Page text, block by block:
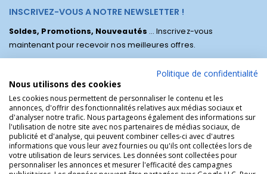
INSCRIVEZ-VOUS A NOTRE NEWSLETTER !
Soldes, Promotions, Nouveautés ... Inscrivez-vous
maintenant pour recevoir nos meilleures offres.
La Boutique des Chrétiens © | La boutique religieuse chrétienne de
Politique de confidentialité
Nous utilisons des cookies
Les cookies nous permettent de personnaliser le contenu et les
annonces, d'offrir des fonctionnalités relatives aux médias sociaux et
d'analyser notre trafic. Nous partageons également des informations sur
l'utilisation de notre site avec nos partenaires de médias sociaux, de
publicité et d'analyse, qui peuvent combiner celles-ci avec d'autres
informations que vous leur avez fournies ou qu'ils ont collectées lors de
votre utilisation de leurs services. Les données sont collectées pour
personnaliser les annonces et mesurer l'efficacité des campagnes